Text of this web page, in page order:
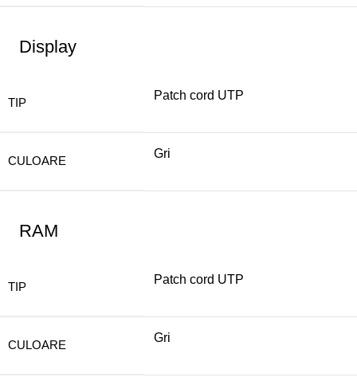
Display
TIP
Patch cord UTP
CULOARE
Gri
RAM
TIP
Patch cord UTP
CULOARE
Gri